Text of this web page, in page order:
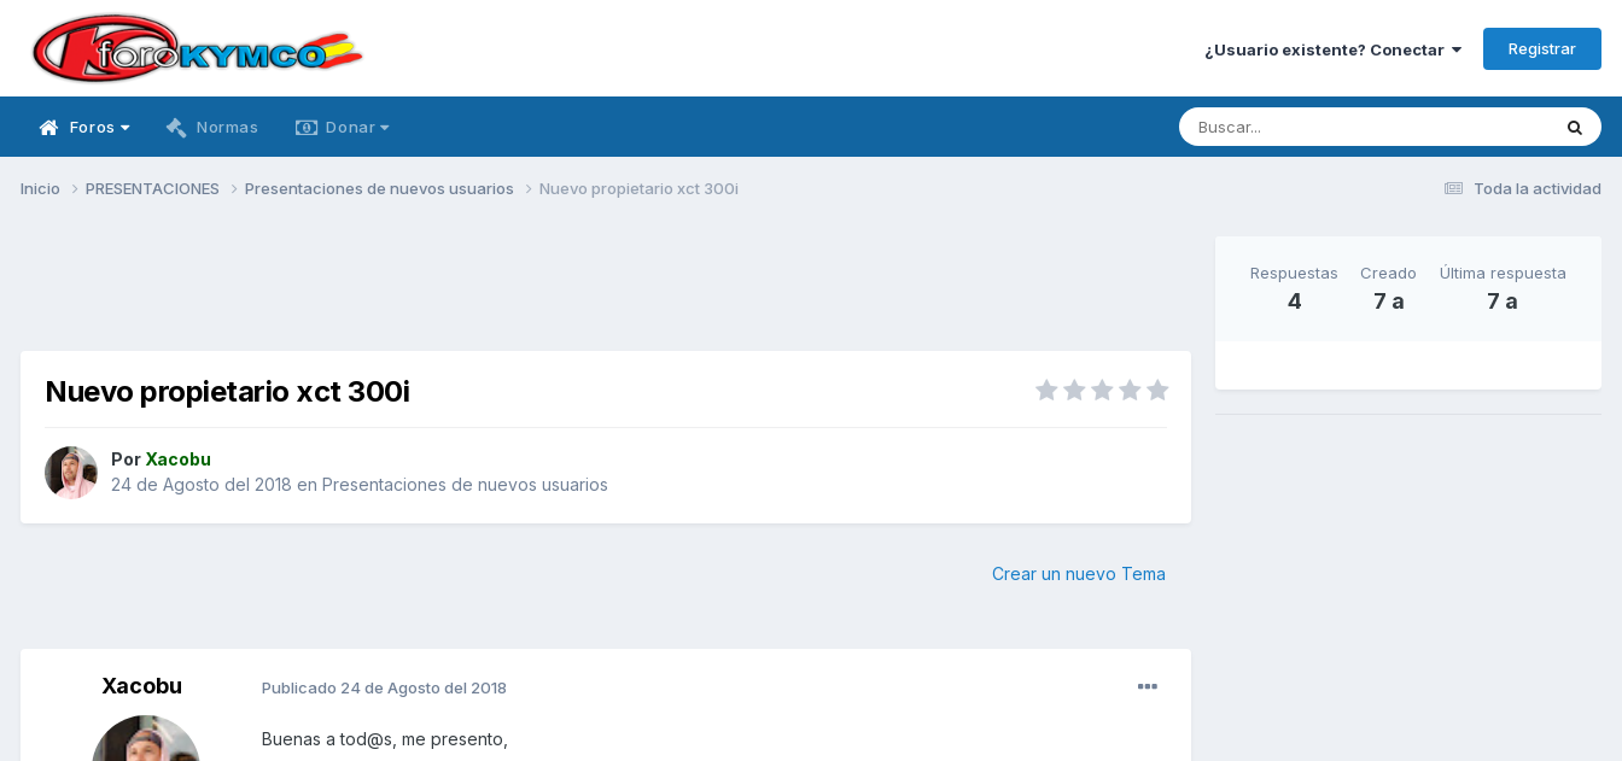
¿Usuario existente? Conectar Registrar
Foros Normas Donar
Toda la actividad
Inicio PRESENTACIONES Presentaciones de nuevos usuarios Nuevo propietario xct 300i
Nuevo propietario xct 300i
Por Xacobu
24 de Agosto del 2018 en Presentaciones de nuevos usuarios
Crear un nuevo Tema
Xacobu Publicado 24 de Agosto del 2018
Buenas a tod@s, me presento,
Respuestas
4
Creado
7 a
Última respuesta
7 a